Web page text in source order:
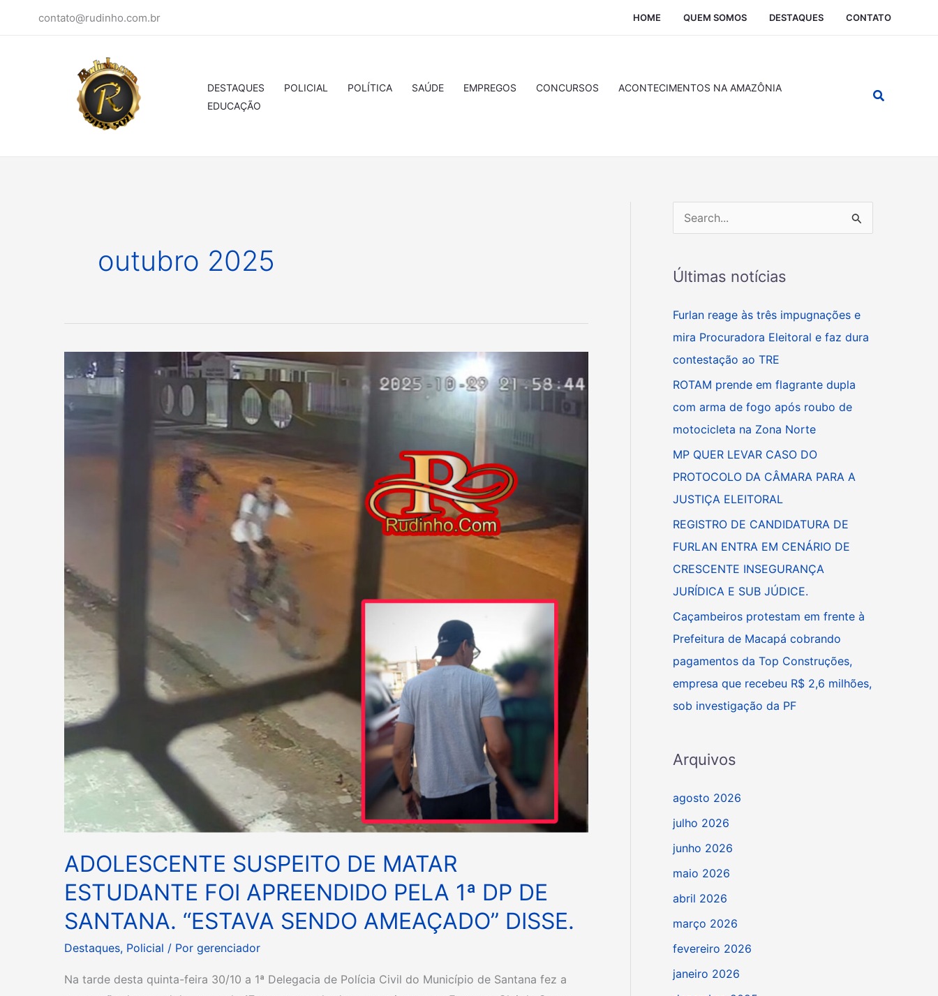
contato@rudinho.com.br HOME QUEM SOMOS DESTAQUES CONTATO
DESTAQUES POLICIAL POLÍTICA SAÚDE EMPREGOS CONCURSOS
ACONTECIMENTOS NA AMAZÔNIA
EDUCAÇÃO
Pesquisar
outubro 2025
ADOLESCENTE SUSPEITO DE MATAR
ESTUDANTE FOI APREENDIDO PELA 1ª DP DE
SANTANA. “ESTAVA SENDO AMEAÇADO” DISSE.
Destaques, Policial / Por gerenciador
Na tarde desta quinta-feira 30/10 a 1ª Delegacia de Polícia Civil do Município de Santana fez a
ADOLESCENTE
SUSPEITO
DE
MATAR
DE
SANTANA.
“ESTAVA
SENDO
AMEAÇADO”
DISSE.
u
i
s
a
Últimas notícias
Furlan reage às três impugnações e
mira Procuradora Eleitoral e faz dura
contestação ao TRE
ROTAM prende em flagrante dupla
com arma de fogo após roubo de
motocicleta na Zona Norte
MP QUER LEVAR CASO DO
PROTOCOLO DA CÂMARA PARA A
JUSTIÇA ELEITORAL
REGISTRO DE CANDIDATURA DE
FURLAN ENTRA EM CENÁRIO DE
CRESCENTE INSEGURANÇA
JURÍDICA E SUB JÚDICE.
Caçambeiros protestam em frente à
Prefeitura de Macapá cobrando
pagamentos da Top Construções,
empresa que recebeu R$ 2,6 milhões,
sob investigação da PF
Arquivos
agosto 2026
julho 2026
junho 2026
maio 2026
abril 2026
março 2026
fevereiro 2026
janeiro 2026